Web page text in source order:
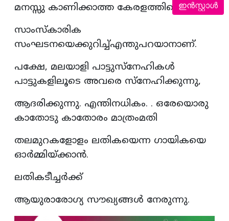
മനസ്സു കാണിക്കാത്ത കേരളത്തിന്റെ
സാംസ്കാരിക
സംഘടനയെക്കുറിച്ച്എന്തുപറയാനാണ്.
പക്ഷേ, മലയാളി പാട്ടുസ്നേഹികൾ
പാട്ടുകളിലൂടെ അവരെ സ്നേഹിക്കുന്നു,
ആദരിക്കുന്നു. എന്തിനധികം. . ഒരേയൊരു
കാതോടു കാതോരം മാത്രംമതി
തലമുറകളോളം ലതികയെന്ന ഗായികയെ
ഓർമ്മിയ്ക്കാൻ.
ലതികടീച്ചർക്ക്
ആയുരാരോഗ്യ സൗഖ്യങ്ങൾ നേരുന്നു.
ഇൻസ്റ്റാൾ